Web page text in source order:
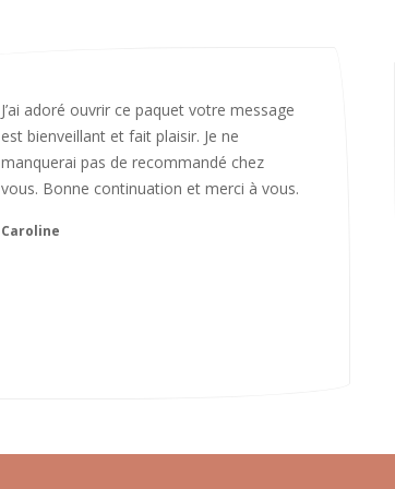
Bonjour Nadia Bien reçu le colis auj,
magnifique colis. L'emballage est
magnifique. Très contente des animaux.
Je recommanderai sans hésiter 😍
Camille